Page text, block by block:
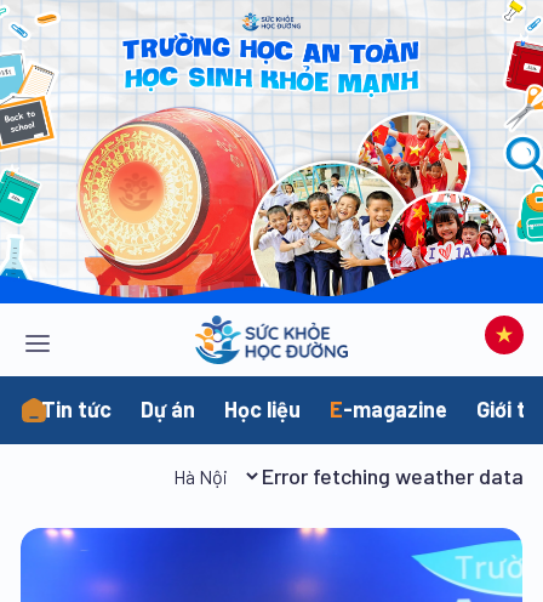
Tin tức Dự án Học liệu E-magazine Giới
Error fetching weather data